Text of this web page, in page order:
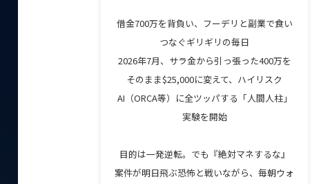
借金700万を背負い、フーデリと副業で食い
つなぐギリギリの毎日
2026年7月、サラ金から引っ張った400万を
そのまま$25,000に変えて、ハイリスク
AI（ORCA等）に全ツッパする「人間人柱」
実験を開始
目的は一発逆転。でも『絶対マネするな』
案件が明日飛ぶ恐怖と戦いながら、毎朝ウォ